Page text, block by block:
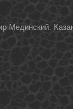
Мединский: